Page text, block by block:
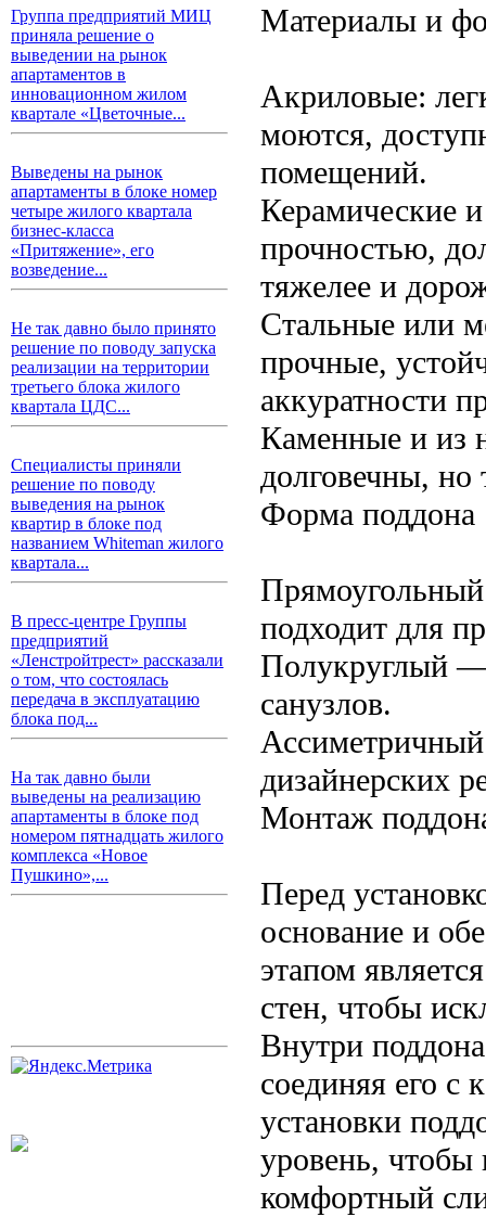
Группа предприятий МИЦ
приняла решение о
выведении на рынок
апартаментов в
инновационном жилом
квартале «Цветочные...
Выведены на рынок
апартаменты в блоке номер
четыре жилого квартала
бизнес-класса
«Притяжение», его
возведение...
Не так давно было принято
решение по поводу запуска
реализации на территории
третьего блока жилого
квартала ЦДС...
Специалисты приняли
решение по поводу
выведения на рынок
квартир в блоке под
названием Whiteman жилого
квартала...
В пресс-центре Группы
предприятий
«Ленстройтрест» рассказали
о том, что состоялась
передача в эксплуатацию
блока под...
На так давно были
выведены на реализацию
апартаменты в блоке под
номером пятнадцать жилого
комплекса «Новое
Пушкино»,...
Материалы и
Акриловые:
моются,
помещений.
Керамические
прочностью,
тяжелее и
Стальные или
прочные,
аккуратности
Каменные и из
долговечны, но
Форма поддона
подходит для
Полукруглый —
санузлов.
дизайнерских
Монтаж
Перед
основание и
этапом
стен, чтобы
Внутри
соединяя его с
установки
уровень, чтобы
комфортный